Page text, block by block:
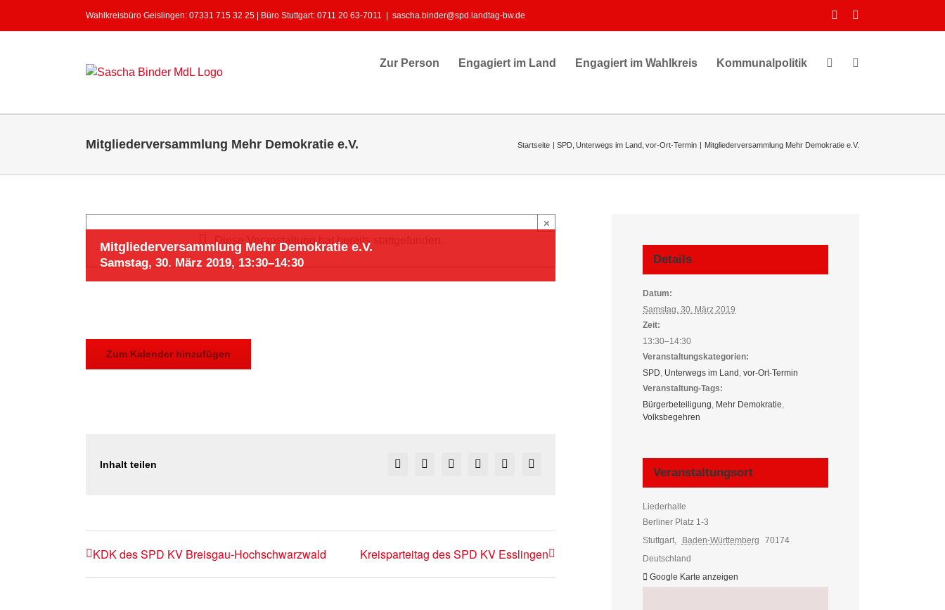
Wahlkreisbüro Geislingen: 07331 715 32 25 | Büro Stuttgart: 0711 20 63-7011 sascha.binder@spd.landtag-bw.de Facebook
Zur Person Engagiert im Land Engagiert im Wahlkreis Kommunalpolitik
Mitgliederversammlung Mehr Demokratie e.V. Startseite SPD Unterwegs im Land vor-Ort-Termin Mitgliederversammlung Mehr Demokratie e.V.
Diese Veranstaltung hat bereits stattgefunden.
×
Mitgliederversammlung Mehr Demokratie e.V.
Samstag, 30. März 2019, 13:30–14:30
Zum Kalender hinzufügen
Inhalt teilen Facebook
X RedditLinkedInPinterestVk
KDK des SPD KV Breisgau-Hochschwarzwald Kreisparteitag des SPD KV Esslingen
Details
Datum:
Samstag, 30. März 2019
Zeit:
13:30–14:30
Veranstaltungskategorien:
SPD, Unterwegs im Land , vor-Ort-Termin
Veranstaltung-Tags:
Bürgerbeteiligung, Mehr Demokratie,
Volksbegehren
Veranstaltungsort
Liederhalle
Berliner Platz 1-3
Stuttgart, Baden-Württemberg
70174
Deutschland
Google Karte anzeigen